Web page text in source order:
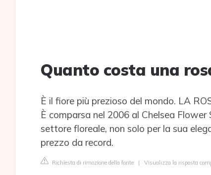
Quanto costa una
È il fiore più prezioso del mondo. LA
È comparsa nel 2006 al Chelsea
settore floreale, non solo per la sua
prezzo da record.
Richiesta di rimozione della fonte | Visualizza la risposta